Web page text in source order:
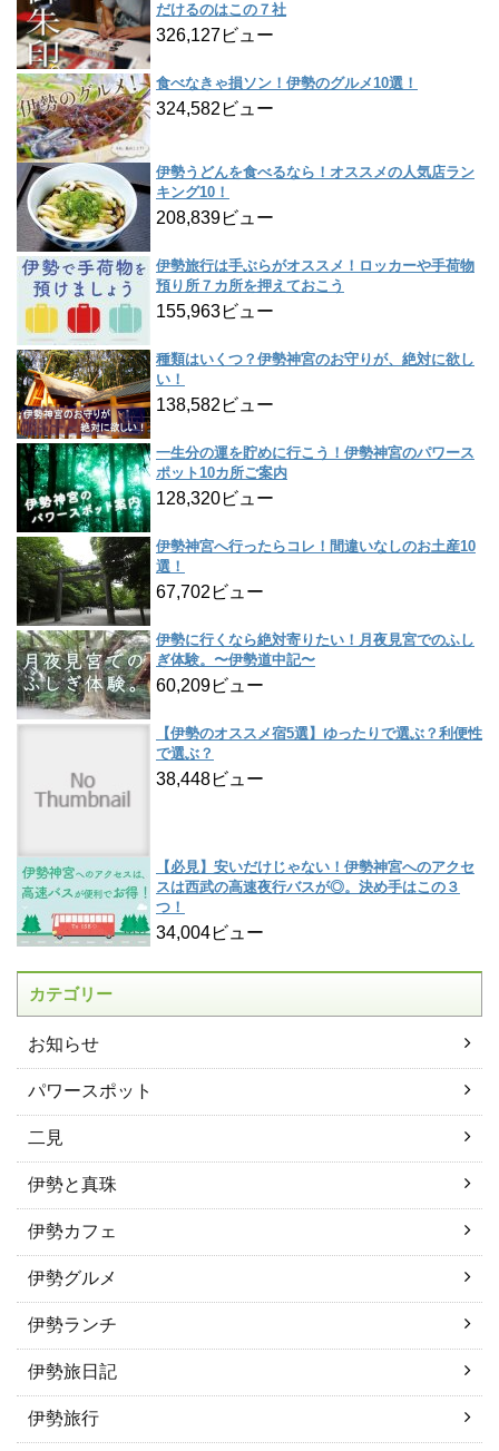
だけるのはこの７社
326,127ビュー
食べなきゃ損ソン！伊勢のグルメ10選！
324,582ビュー
伊勢うどんを食べるなら！オススメの人気店ラン
キング10！
208,839ビュー
伊勢旅行は手ぶらがオススメ！ロッカーや手荷物
預り所７カ所を押えておこう
155,963ビュー
種類はいくつ？伊勢神宮のお守りが、絶対に欲し
い！
138,582ビュー
一生分の運を貯めに行こう！伊勢神宮のパワース
ポット10カ所ご案内
128,320ビュー
伊勢神宮へ行ったらコレ！間違いなしのお土産10
選！
67,702ビュー
伊勢に行くなら絶対寄りたい！月夜見宮でのふし
ぎ体験。〜伊勢道中記〜
60,209ビュー
【伊勢のオススメ宿5選】ゆったりで選ぶ？利便性
で選ぶ？
38,448ビュー
【必見】安いだけじゃない！伊勢神宮へのアクセ
スは西武の高速夜行バスが◎。決め手はこの３
つ！
34,004ビュー
カテゴリー
お知らせ
パワースポット
二見
伊勢と真珠
伊勢カフェ
伊勢グルメ
伊勢ランチ
伊勢旅日記
伊勢旅行